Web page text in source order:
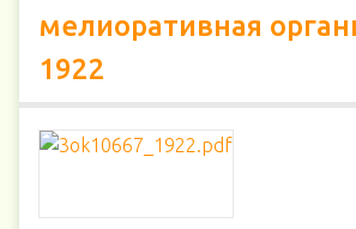
мелиоративная
1922